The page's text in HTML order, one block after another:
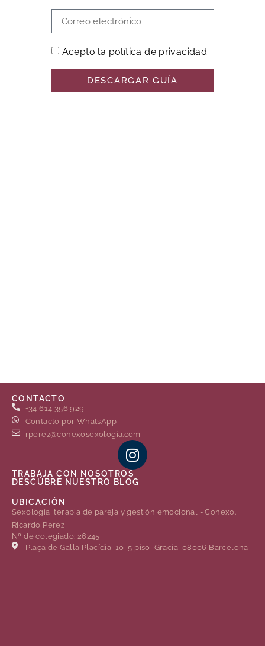
Acepto la política de privacidad
DESCARGAR GUÍA
CONTACTO
+34 614 356 929
Contacto por WhatsApp
rperez@conexosexologia.com
TRABAJA CON NOSOTROS
DESCÚBRE NUESTRO BLOG
UBICACIÓN
Sexología, terapia de pareja y gestión emocional - Conexo.
Ricardo Perez
Nº de colegiado: 26245
Plaça de Gal·la Placídia, 10, 5 piso, Gracia, 08006 Barcelona